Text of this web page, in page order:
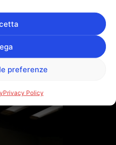
preferenze
Privacy Policy